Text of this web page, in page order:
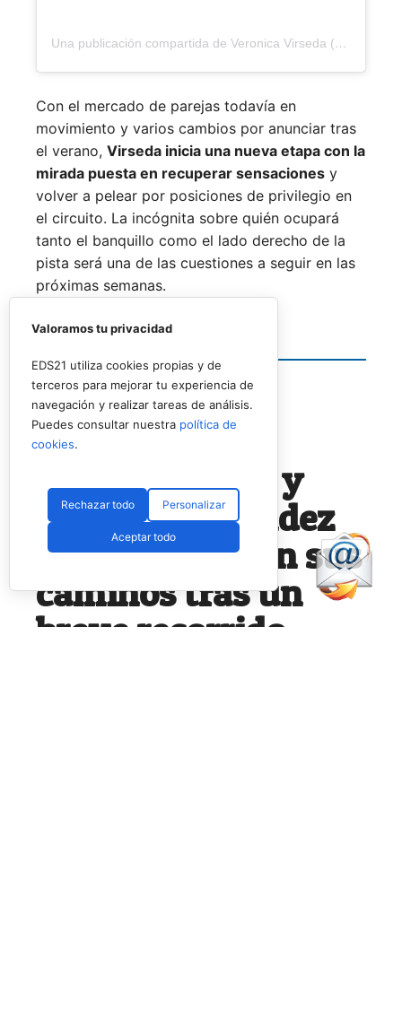
Una publicación compartida de Veronica Virseda (@verovirseda)
Con el mercado de parejas todavía en
movimiento y varios cambios por anunciar tras
el verano, Virseda inicia una nueva etapa con la
mirada puesta en recuperar sensaciones y
volver a pelear por posiciones de privilegio en
el circuito. La incógnita sobre quién ocupará
tanto el banquillo como el lado derecho de la
pista será una de las cuestiones a seguir en las
próximas semanas.
Siguiente noticia
PÁDEL PROFESIONAL
Gonzalo Rubio y
Andrés Fernández
Lancha separan sus
caminos tras un
breve recorrido
Valoramos tu privacidad
EDS21 utiliza cookies propias y de
terceros para mejorar tu experiencia de
navegación y realizar tareas de análisis.
Puedes consultar nuestra política de
cookies.
Rechazar todo Personalizar
Aceptar todo